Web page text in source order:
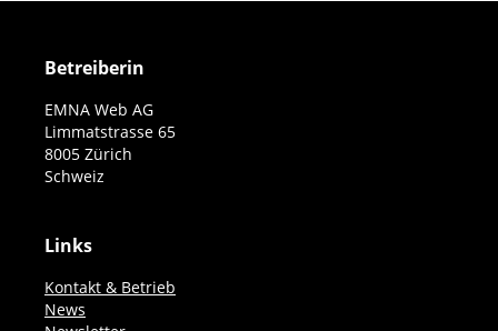
können.
Betreiberin
EMNA Web AG
Limmatstrasse 65
8005 Zürich
Schweiz
Links
Kontakt & Betrieb
News